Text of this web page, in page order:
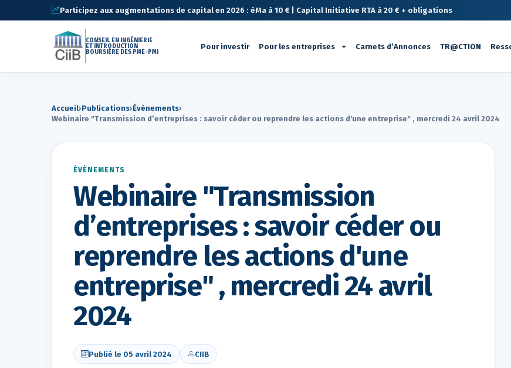
Participez aux augmentations de capital en 2026 : éMa à 10 € | Capital Initiative RTA à 20 € + obligations
CONSEIL EN INGÉNIERIE
ET INTRODUCTION
BOURSIÈRE DES PME-PMI
Pour investir Pour les entreprises Carnets d’Annonces TR@CTION
Accueil›Publications›Évènements›
Webinaire "Transmission d’entreprises : savoir céder ou reprendre les actions d'une entreprise" , mercredi 24 avril 2024
ÉVÈNEMENTS
Webinaire "Transmission
d’entreprises : savoir céder ou
reprendre les actions d'une
entreprise" , mercredi 24 avril
2024
Publié le 05 avril 2024 CIIB